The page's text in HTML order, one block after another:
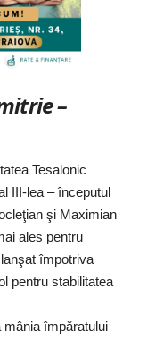
–
Tesalonic
III-lea – începutul
şi Maximian
ales pentru
împotriva
pentru stabilitatea
împăratului